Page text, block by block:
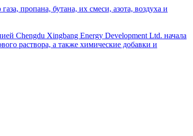
пропана, бутана, их смеси, азота, воздуха и
Chengdu Xingbang Energy Development Ltd. начала
раствора, а также химические добавки и